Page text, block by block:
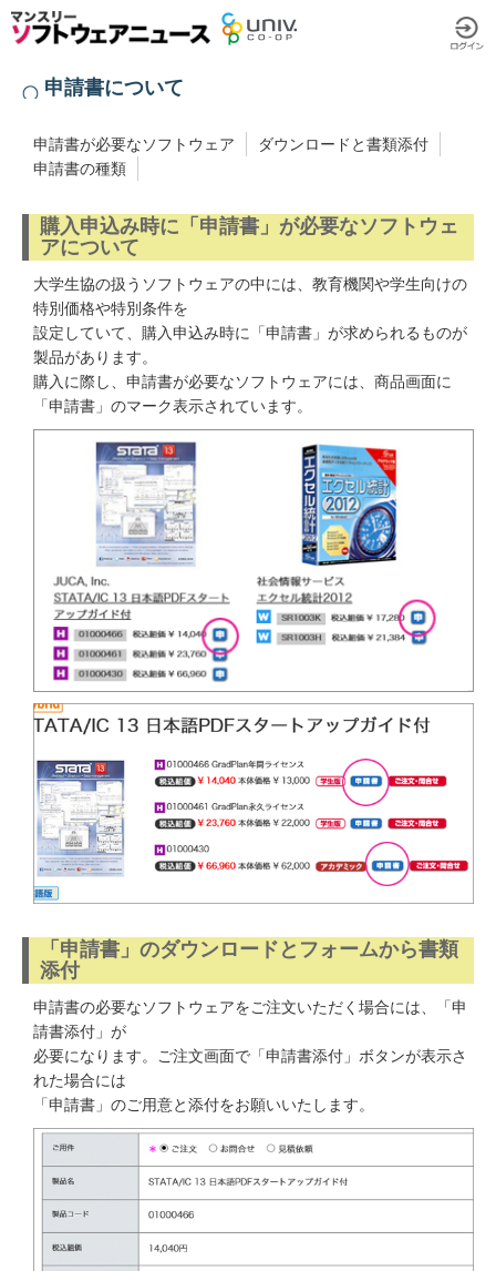
申請書について
申請書が必要なソフトウェア
ダウンロードと書類添付
申請書の種類
購入申込み時に「申請書」が必要なソフトウェ
アについて
大学生協の扱うソフトウェアの中には、教育機関や学生向けの
特別価格や特別条件を
設定していて、購入申込み時に「申請書」が求められるものが
製品があります。
購入に際し、申請書が必要なソフトウェアには、商品画面に
「申請書」のマーク表示されています。
「申請書」のダウンロードとフォームから書類
添付
申請書の必要なソフトウェアをご注文いただく場合には、「申
請書添付」が
必要になります。ご注文画面で「申請書添付」ボタンが表示さ
れた場合には
「申請書」のご用意と添付をお願いいたします。